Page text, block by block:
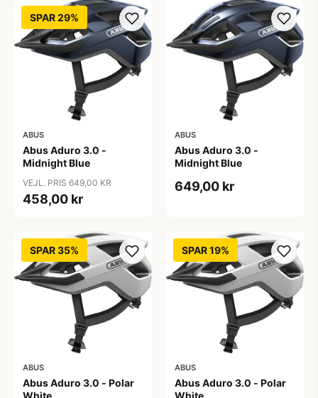
SPAR 29%
ABUS
Abus Aduro 3.0 -
Midnight Blue
VEJL. PRIS 649,00 KR
458,00 kr
ABUS
Abus Aduro 3.0 -
Midnight Blue
649,00 kr
SPAR 35%
ABUS
Abus Aduro 3.0 - Polar
White
SPAR 19%
ABUS
Abus Aduro 3.0 - Polar
White